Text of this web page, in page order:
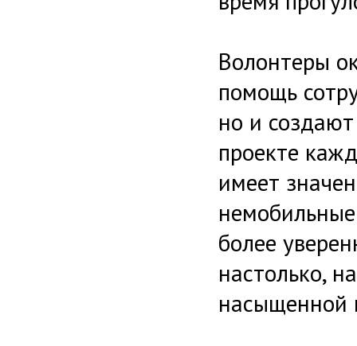
Волонтеры
помощь
но и
проекте
имеет
более
настолько,
насыщенной